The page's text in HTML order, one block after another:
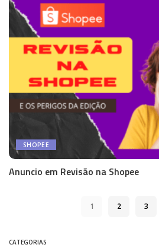
SHOPEE
Anuncio em Revisão na Shopee
1 2 3
CATEGORIAS